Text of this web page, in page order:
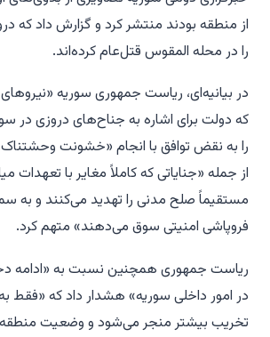
از منطقه بودند منتشر کرد و گزارش داد که
را در محله المقوس قتل‌عام کرده‌اند.
در بیانیه‌ای، ریاست جمهوری سوریه
که دولت برای اشاره به جناح‌های دروزی در
را به نقض توافق با انجام «خشونت
از جمله «جنایاتی که کاملاً مغایر با تعهدات
مستقیماً صلح مدنی را تهدید می‌کنند و
فروپاشی امنیتی سوق می‌دهند» متهم کرد.
ریاست جمهوری همچنین نسبت به «ادامه
در امور داخلی سوریه» هشدار داد که «فقط
تخریب بیشتر منجر می‌شود و وضعیت منطقه